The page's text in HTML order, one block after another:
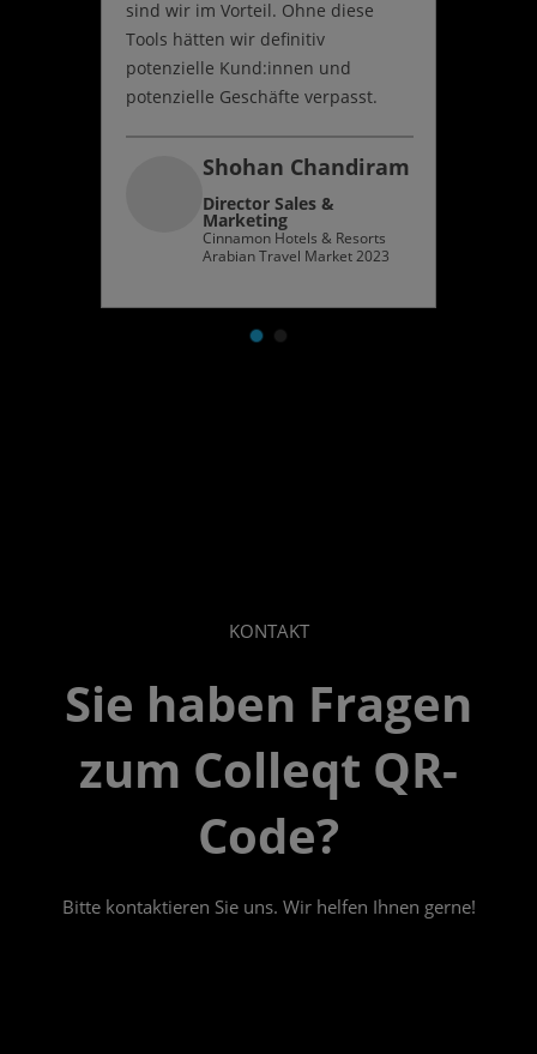
sind wir im Vorteil. Ohne diese
Tools hätten wir definitiv
potenzielle Kund:innen und
potenzielle Geschäfte verpasst.
Shohan Chandiram
Director Sales &
Marketing
Cinnamon Hotels & Resorts
Arabian Travel Market 2023
KONTAKT
Sie haben Fragen
zum Colleqt QR-
Code?
Bitte kontaktieren Sie uns. Wir helfen Ihnen gerne!